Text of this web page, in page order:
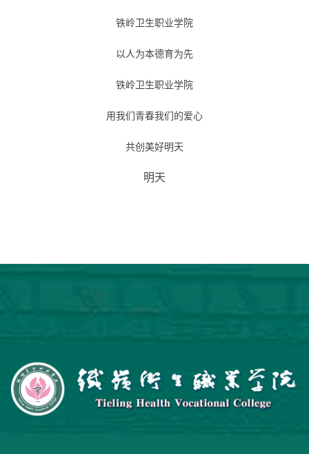
铁岭卫生职业学院
以人为本德育为先
铁岭卫生职业学院
用我们青春我们的爱心
共创美好明天
明天